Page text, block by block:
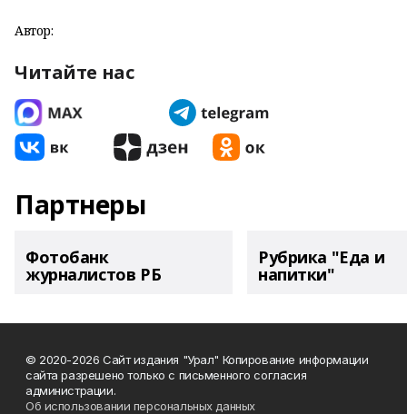
Автор:
Читайте нас
Партнеры
Фотобанк
журналистов РБ
Рубрика "Еда и
напитки"
© 2020-2026 Сайт издания "Урал" Копирование информации
сайта разрешено только с письменного согласия
администрации.
Об использовании персональных данных